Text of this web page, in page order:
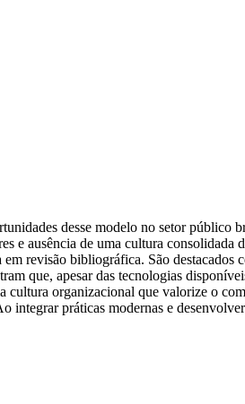
desse modelo no setor público
e ausência de uma cultura
revisão bibliográfica. São
que, apesar das tecnologias
organizacional que valorize o
práticas modernas e